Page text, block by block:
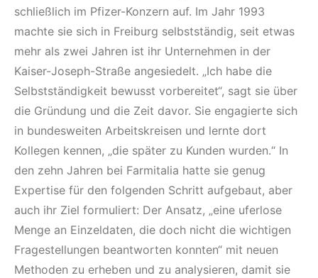
schließlich im Pfizer-Konzern auf. Im Jahr 1993
machte sie sich in Freiburg selbstständig, seit etwas
mehr als zwei Jahren ist ihr Unternehmen in der
Kaiser-Joseph-Straße angesiedelt. „Ich habe die
Selbstständigkeit bewusst vorbereitet“, sagt sie über
die Gründung und die Zeit davor. Sie engagierte sich
in bundesweiten Arbeitskreisen und lernte dort
Kollegen kennen, „die später zu Kunden wurden.“ In
den zehn Jahren bei Farmitalia hatte sie genug
Expertise für den folgenden Schritt aufgebaut, aber
auch ihr Ziel formuliert: Der Ansatz, „eine uferlose
Menge an Einzeldaten, die doch nicht die wichtigen
Fragestellungen beantworten konnten“ mit neuen
Methoden zu erheben und zu analysieren, damit sie